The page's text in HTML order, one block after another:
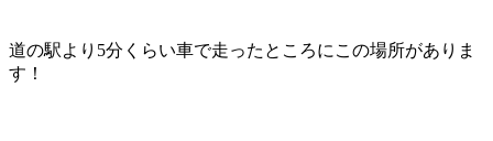
道の駅より5分くらい車で走ったところにこの場所がありま
す！